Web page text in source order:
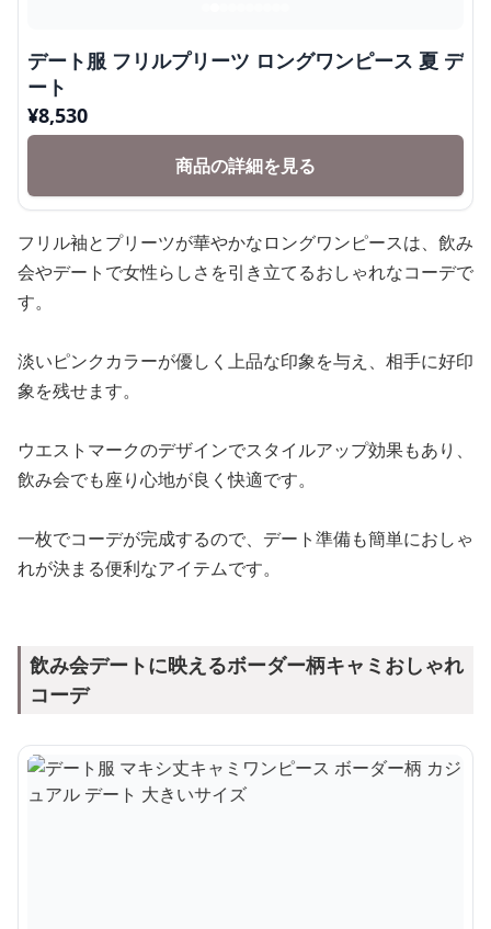
デート服 フリルプリーツ ロングワンピース 夏 デ
ート
¥8,530
商品の詳細を見る
フリル袖とプリーツが華やかなロングワンピースは、飲み
会やデートで女性らしさを引き立てるおしゃれなコーデで
す。
淡いピンクカラーが優しく上品な印象を与え、相手に好印
象を残せます。
ウエストマークのデザインでスタイルアップ効果もあり、
飲み会でも座り心地が良く快適です。
一枚でコーデが完成するので、デート準備も簡単におしゃ
れが決まる便利なアイテムです。
飲み会デートに映えるボーダー柄キャミおしゃれ
コーデ